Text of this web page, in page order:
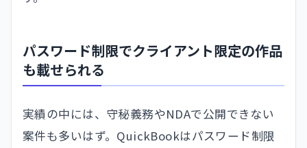
パスワード制限でクライアント限定の作品
も載せられる
実績の中には、守秘義務やNDAで公開できない
案件も多いはず。QuickBookはパスワード制限